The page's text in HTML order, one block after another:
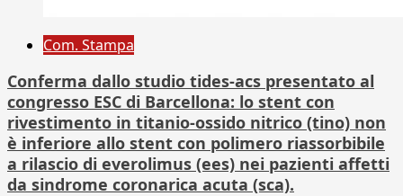
Com. Stampa
Conferma dallo studio tides-acs presentato al
congresso ESC di Barcellona: lo stent con
rivestimento in titanio-ossido nitrico (tino) non
è inferiore allo stent con polimero riassorbibile
a rilascio di everolimus (ees) nei pazienti affetti
da sindrome coronarica acuta (sca).